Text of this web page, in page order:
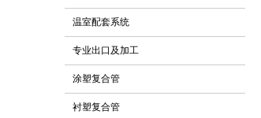
温室配套系统
专业出口及加工
涂塑复合管
衬塑复合管